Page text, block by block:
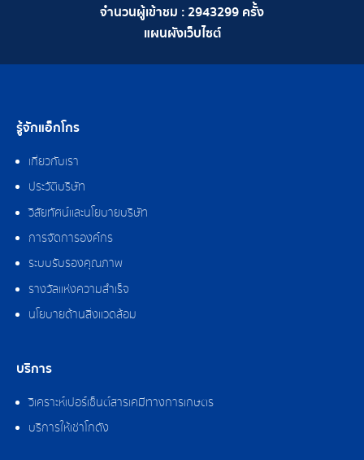
จำนวนผู้เข้าชม :2943299 ครั้ง
แผนผังเว็บไซต์
รู้จักแอ็กโกร
เกี่ยวกับเรา
ประวัติบริษัท
วิสัยทัศน์และนโยบายบริษัท
การจัดการองค์กร
ระบบรับรองคุณภาพ
รางวัลแห่งความสำเร็จ
นโยบายด้านสิ่งแวดล้อม
บริการ
วิเคราะห์เปอร์เซ็นต์สารเคมีทางการเกษตร
บริการให้เช่าโกดัง